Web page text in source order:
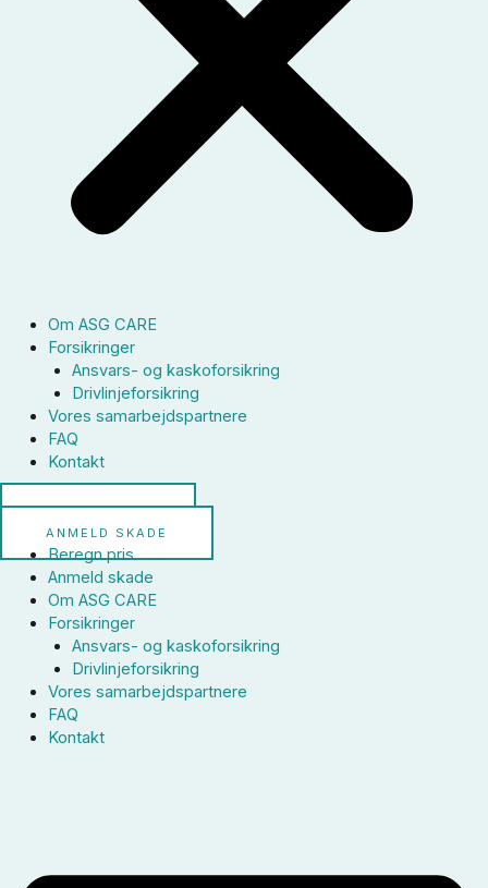
Om ASG CARE
Forsikringer
Ansvars- og kaskoforsikring
Drivlinjeforsikring
Vores samarbejdspartnere
FAQ
Kontakt
BEREGN PRIS
ANMELD SKADE
Beregn pris
Anmeld skade
Om ASG CARE
Forsikringer
Ansvars- og kaskoforsikring
Drivlinjeforsikring
Vores samarbejdspartnere
FAQ
Kontakt